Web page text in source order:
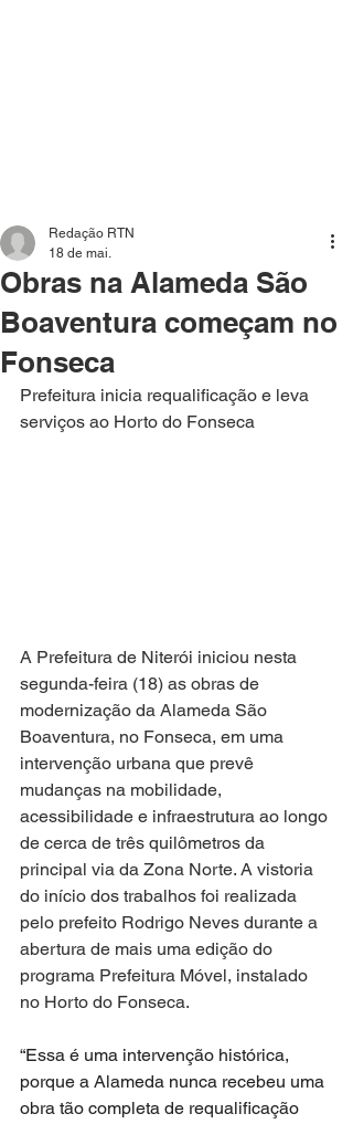
Obras na Alameda São
Boaventura começam no
Fonseca
Redação RTN
18 de mai.
Prefeitura inicia requalificação e leva
serviços ao Horto do Fonseca
A Prefeitura de Niterói iniciou nesta
segunda-feira (18) as obras de
modernização da Alameda São
Boaventura, no Fonseca, em uma
intervenção urbana que prevê
mudanças na mobilidade,
acessibilidade e infraestrutura ao longo
de cerca de três quilômetros da
principal via da Zona Norte. A vistoria
do início dos trabalhos foi realizada
pelo prefeito Rodrigo Neves durante a
abertura de mais uma edição do
programa Prefeitura Móvel, instalado
no Horto do Fonseca.
“Essa é uma intervenção histórica,
porque a Alameda nunca recebeu uma
obra tão completa de requalificação